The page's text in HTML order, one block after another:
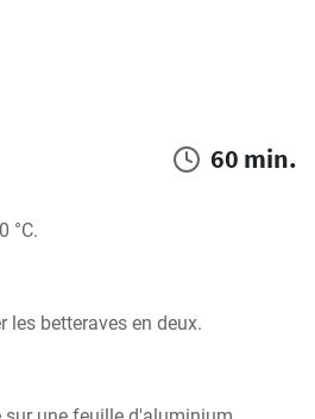
60 min.
°C.
les betteraves en deux.